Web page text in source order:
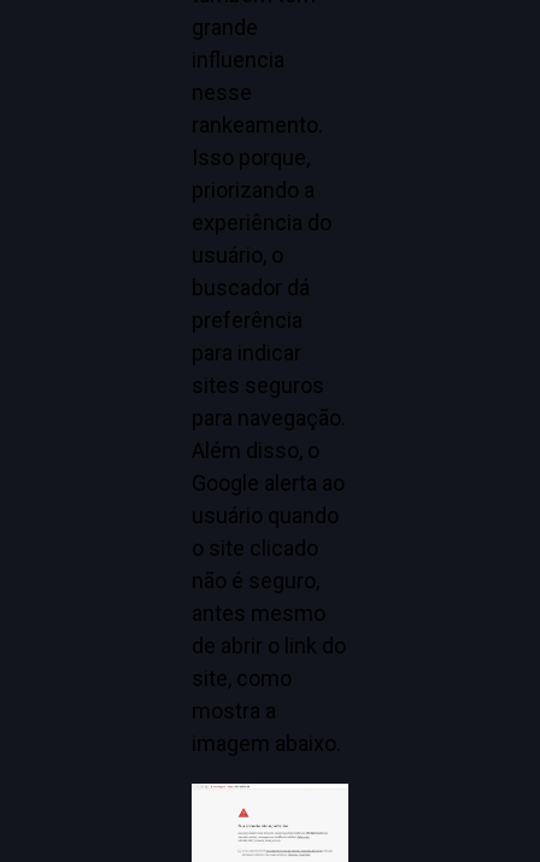
grande
influencia
nesse
rankeamento.
Isso porque,
priorizando a
experiência do
usuário, o
buscador dá
preferência
para indicar
sites seguros
para navegação.
Além disso, o
Google alerta ao
usuário quando
o site clicado
não é seguro,
antes mesmo
de abrir o link do
site, como
mostra a
imagem abaixo.